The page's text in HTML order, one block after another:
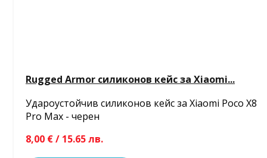
Rugged Armor силиконов кейс за Xiaomi...
Удароустойчив силиконов кейс за Xiaomi Poco X8
Pro Max - черен
8,00 € / 15.65 лв.